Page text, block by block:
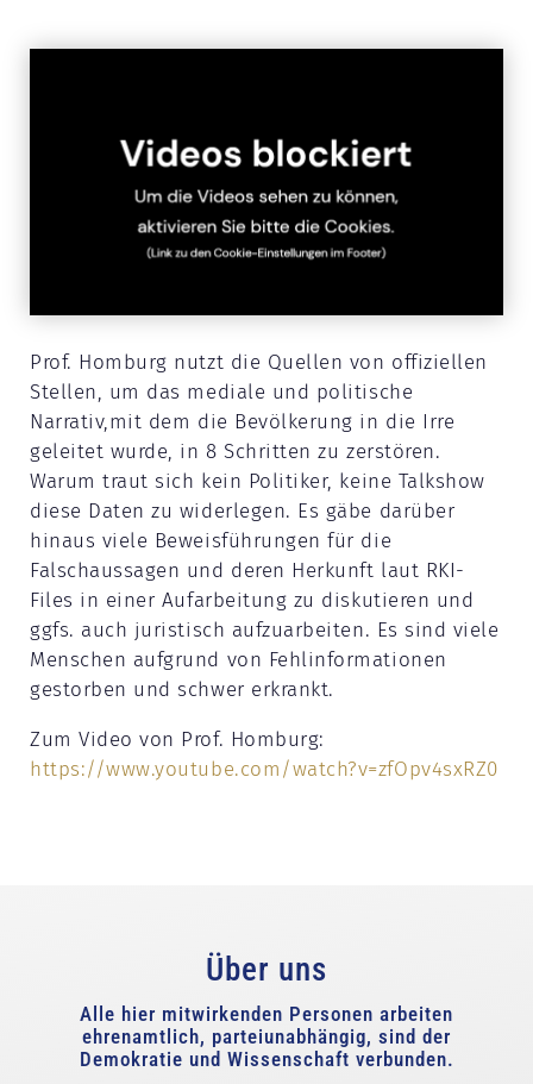
Prof. Homburg nutzt die Quellen von offiziellen
Stellen, um das mediale und politische
Narrativ,mit dem die Bevölkerung in die Irre
geleitet wurde, in 8 Schritten zu zerstören.
Warum traut sich kein Politiker, keine Talkshow
diese Daten zu widerlegen. Es gäbe darüber
hinaus viele Beweisführungen für die
Falschaussagen und deren Herkunft laut RKI-
Files in einer Aufarbeitung zu diskutieren und
ggfs. auch juristisch aufzuarbeiten. Es sind viele
Menschen aufgrund von Fehlinformationen
gestorben und schwer erkrankt.
Zum Video von Prof. Homburg:
https://www.youtube.com/watch?v=zfOpv4sxRZ0
Über uns
Alle hier mitwirkenden Personen arbeiten
ehrenamtlich, parteiunabhängig, sind der
Demokratie und Wissenschaft verbunden.